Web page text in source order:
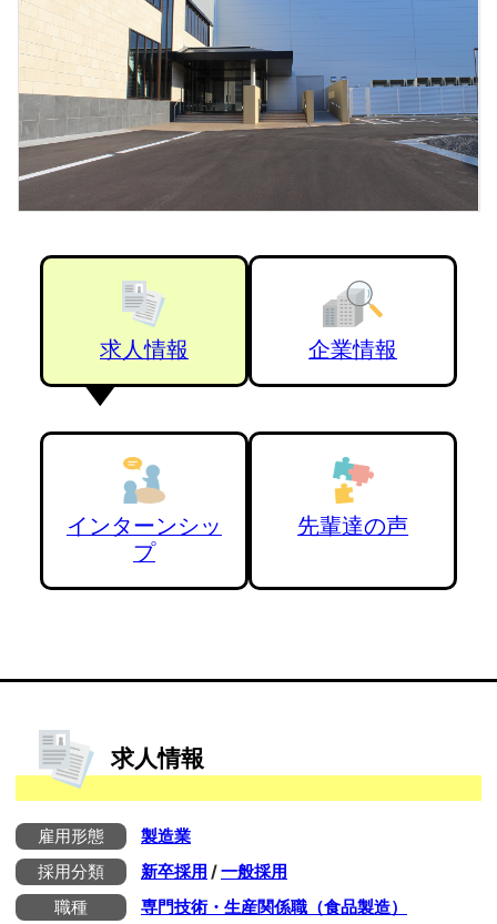
求人情報 企業情報
インターンシッ
プ
先輩達の声
求人情報
雇用形態
製造業
採用分類
新卒採用 /一般採用
職種
専門技術・生産関係職（食品製造）